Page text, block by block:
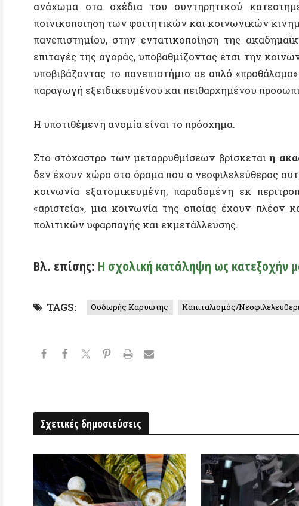
δεν έχουν χώρο στο όραμα που ο νεοφιλελεύθερος
κοινωνία εξατομικευμένη, παραδομένη εκ περιτροπής
«αριστεία», μια κοινωνία της οποίας έχουν πλέον
πολιτικών υφαρπαγής και εκμετάλλευσης.
Βλ. επίσης:Η σχολική κατάληψη ως κατεξοχήν
TAGS: Θοδωρής Καρυώτης Καπιταλισμός/Νεοφιλελευθερισμός
Σχετικές δημοσιεύσεις